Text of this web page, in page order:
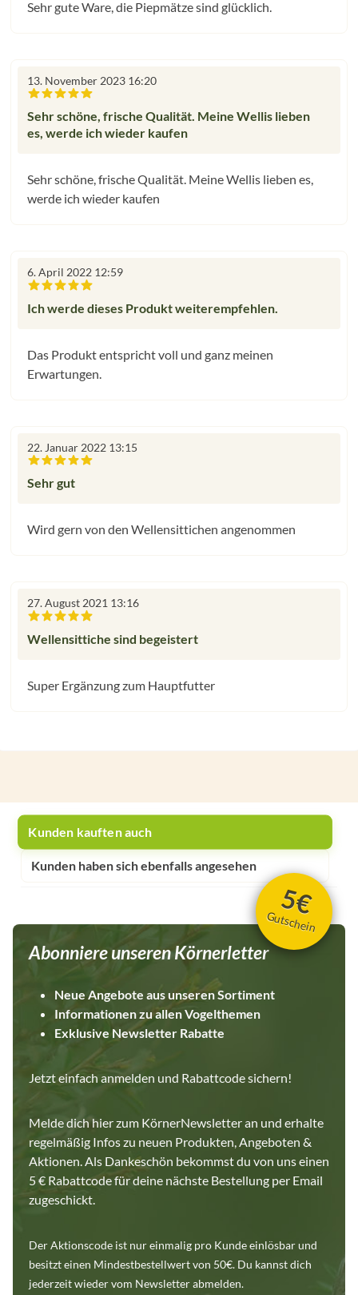
Sehr gute Ware, die Piepmätze sind glücklich.
13. November 2023 16:20
Sehr schöne, frische Qualität. Meine Wellis lieben
es, werde ich wieder kaufen
Sehr schöne, frische Qualität. Meine Wellis lieben es,
werde ich wieder kaufen
6. April 2022 12:59
Ich werde dieses Produkt weiterempfehlen.
Das Produkt entspricht voll und ganz meinen
Erwartungen.
22. Januar 2022 13:15
Sehr gut
Wird gern von den Wellensittichen angenommen
27. August 2021 13:16
Wellensittiche sind begeistert
Super Ergänzung zum Hauptfutter
Kunden kauften auch
Kunden haben sich ebenfalls angesehen
5€
Gutschein
Abonniere unseren Körnerletter
Neue Angebote aus unseren Sortiment
Informationen zu allen Vogelthemen
Exklusive Newsletter Rabatte
Jetzt einfach anmelden und Rabattcode sichern!
Melde dich hier zum KörnerNewsletter an und erhalte
regelmäßig Infos zu neuen Produkten, Angeboten &
Aktionen. Als Dankeschön bekommst du von uns einen
5 € Rabattcode für deine nächste Bestellung per Email
zugeschickt.
Der Aktionscode ist nur einmalig pro Kunde einlösbar und
besitzt einen Mindestbestellwert von 50€. Du kannst dich
jederzeit wieder vom Newsletter abmelden.